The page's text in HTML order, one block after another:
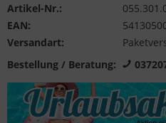
Artikel-Nr.:
EAN:
Versandart:
Bestellung / Beratung: